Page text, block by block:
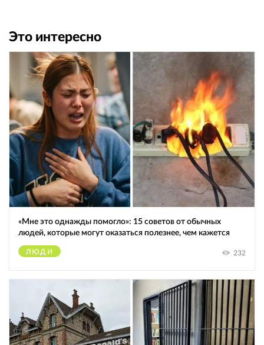
Это интересно
«Мне это однажды помогло»: 15 советов от обычных
людей, которые могут оказаться полезнее, чем кажется
ЛЮДИ 232